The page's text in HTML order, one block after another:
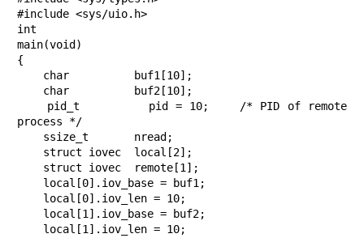
#include <sys/uio.h>
int
main(void)
{
process */